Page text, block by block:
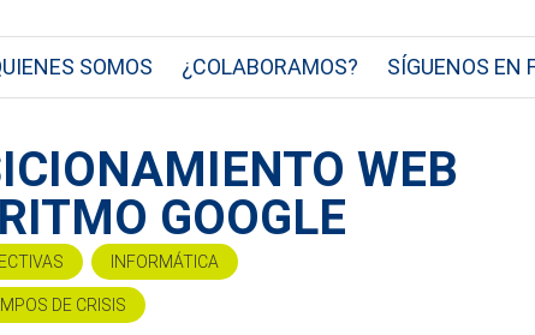
SOMOS ¿COLABORAMOS? SÍGUENOS EN
WEB
GOOGLE
INFORMÁTICA
DE CRISIS